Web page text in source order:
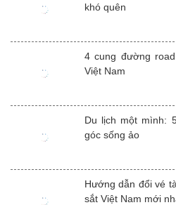
khó quên
4 cung đường
Việt Nam
Du lịch một mình:
góc sống ảo
Hướng dẫn đổi vé
sắt Việt Nam mới